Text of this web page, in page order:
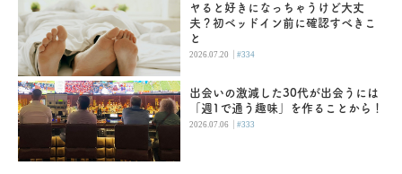
ヤると好きになっちゃうけど大丈
夫？初ベッドイン前に確認すべきこ
と
2026.07.20 |#334
出会いの激減した30代が出会うには
「週1で通う趣味」を作ることから！
2026.07.06 |#333